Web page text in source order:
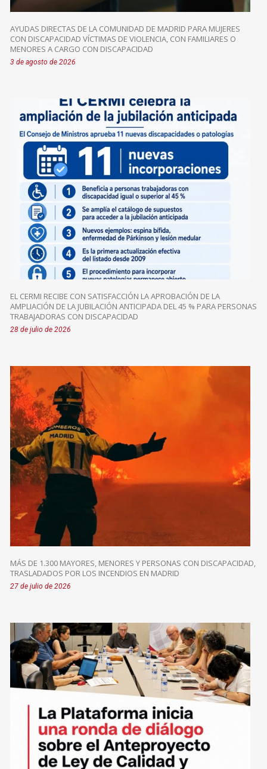
AYUDAS DIRECTAS DE LA COMUNIDAD DE MADRID PARA MUJERES
CON DISCAPACIDAD VÍCTIMAS DE VIOLENCIA, CON FAMILIARES O
MENORES A CARGO CON DISCAPACIDAD
3 de agosto de 2026
EL CERMI RECIBE CON SATISFACCIÓN LA APROBACIÓN DE LA
AMPLIACIÓN DE LA JUBILACIÓN ANTICIPADA DEL 45 % PARA PERSONAS
TRABAJADORAS CON DISCAPACIDAD
28 de julio de 2026
MÁS DE 1.300 MAYORES, MENORES Y PERSONAS CON DISCAPACIDAD,
TRASLADADOS POR LOS INCENDIOS EN MADRID
27 de julio de 2026